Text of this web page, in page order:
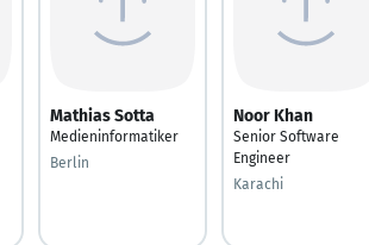
Mathias Sotta
Medieninformatiker
Berlin
Noor Khan
Senior Software
Engineer
Karachi